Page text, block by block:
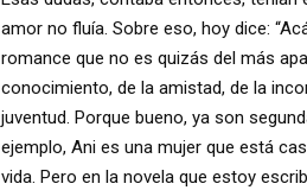
amor no fluía. Sobre eso, hoy dice:
romance que no es quizás del más
conocimiento, de la amistad, de la
juventud. Porque bueno, ya son
ejemplo, Ani es una mujer que está
vida. Pero en la novela que estoy